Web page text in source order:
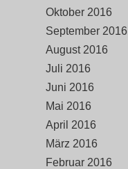
Oktober 2016
September 2016
August 2016
Juli 2016
Juni 2016
Mai 2016
April 2016
März 2016
Februar 2016